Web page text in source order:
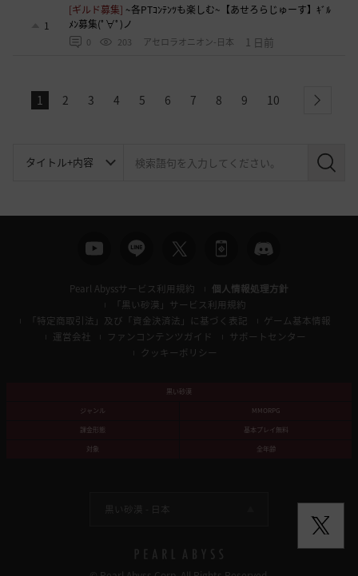
1
[ギルド募集] ~各PTｺﾝﾃﾝﾂも楽しむ~【あせろらじゅーす】ｷﾞﾙ
ﾒﾝ募集(ﾟ∀ﾟ)ノ
0 203 アセロラオニオン-日本 1 日前
1 2 3 4 5 6 7 8 9 10 next
検
Pearl Abyssサービス利用規約
個人情報処理方針
「黒い砂漠」サービス利用規約
「特定商取引法」及び「資金決済法」に基づく表記
ゲーム基本情報
運営会社
ファンコンテンツガイド
サポートセンター
クッキーポリシー
黒い砂漠
ジャンル
MMORPG
課金形態
基本プレイ無料
対象
全年齢
黒い砂漠 - 日本